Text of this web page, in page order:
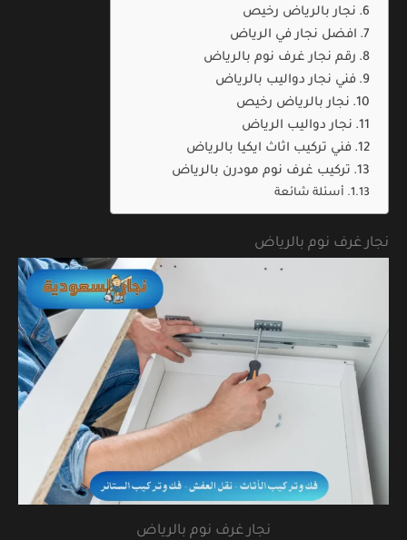
نجار بالرياض رخيص
افضل نجار في الرياض
رقم نجار غرف نوم بالرياض
فني نجار دواليب بالرياض
نجار بالرياض رخيص
نجار دواليب الرياض
فني تركيب اثاث ايكيا بالرياض
تركيب غرف نوم مودرن بالرياض
أسئلة شائعة
نجار غرف نوم بالرياض
نجار غرف نوم بالرياض